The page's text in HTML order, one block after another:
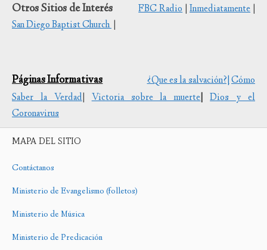
Otros Sitios de Interés FBC Radio|Inmediatamente
San Diego Baptist Church
Páginas Informativas ¿Que es la salvación?|Cómo
Saber la Verdad|Victoria sobre la muerte|
Dios y el
Coronavirus
MAPA DEL SITIO
Contáctanos
Ministerio de Evangelismo (folletos)
Ministerio de Música
Ministerio de Predicación